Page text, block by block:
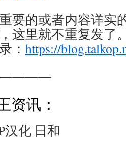
要的或者内容详实
这里就不重复发了
： https://
资讯：
汉化 日和